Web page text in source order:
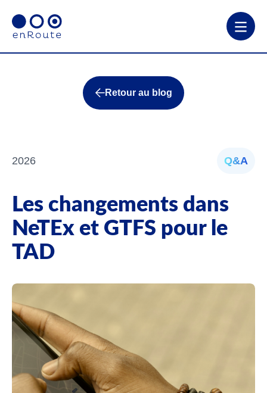
Retour au blog
2026 Q&A
Les changements dans
NeTEx et GTFS pour le
TAD